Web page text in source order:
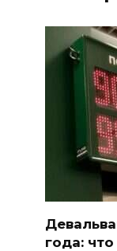
года: